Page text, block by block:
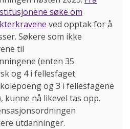
søke om
ved opptak for å
Søkere som ikke
til
(enten 35
og 4 i fellesfaget
og 3 i fellesfagene
kunne nå likevel tas opp.
utdanninger.